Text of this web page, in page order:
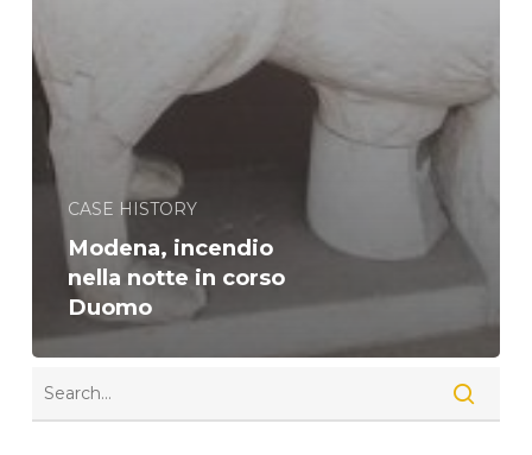
CASE HISTORY
Modena, incendio
nella notte in corso
Duomo